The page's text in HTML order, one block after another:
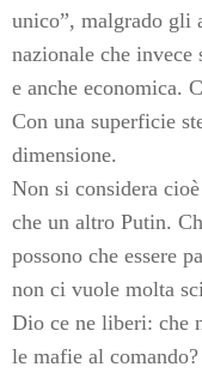
unico”, malgrado gli
nazionale che
e anche economica.
Con una superficie
dimensione.
Non si considera
che un altro Putin.
possono che essere
non ci vuole molta
Dio ce ne liberi: che
le mafie al comando?